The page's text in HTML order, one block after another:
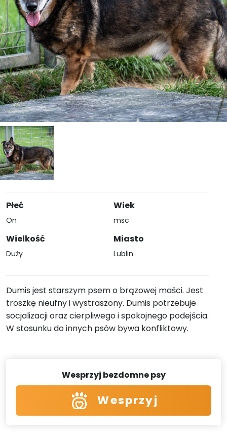
Płeć
On
Wielkość
Duży
Wiek
msc
Miasto
Lublin
Dumis jest starszym psem o brązowej maści. Jest
troszkę nieufny i wystraszony. Dumis potrzebuje
socjalizacji oraz cierpliwego i spokojnego podejścia.
W stosunku do innych psów bywa konfliktowy.
Wesprzyj bezdomne psy
Wesprzyj